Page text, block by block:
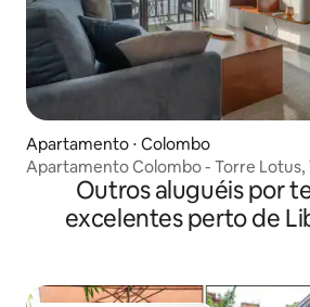
Apartamento ⋅ Colombo
Apartamento Colombo - Torre Lotus,
Outros aluguéis por
excelentes perto de